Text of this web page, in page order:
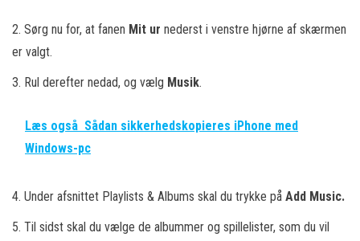
2. Sørg nu for, at fanen Mit ur nederst i venstre hjørne af skærmen
er valgt.
3. Rul derefter nedad, og vælg Musik.
Læs også Sådan sikkerhedskopieres iPhone med
Windows-pc
4. Under afsnittet Playlists & Albums skal du trykke på Add Music.
5. Til sidst skal du vælge de albummer og spillelister, som du vil